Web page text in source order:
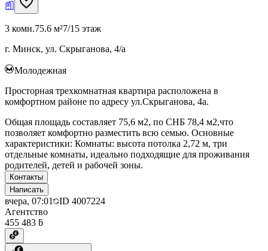
3 комн.75.6 м²7/15 этаж
г. Минск, ул. Скрыганова, 4/а
Молодежная
Просторная трехкомнатная квартира расположена в
комфортном районе по адресу ул.Скрыганова, 4а.
Общая площадь составляет 75,6 м2, по СНБ 78,4 м2,что
позволяет комфортно разместить всю семью. Основные
характеристики: Комнаты: высота потолка 2,72 м, три
отдельные комнаты, идеально подходящие для проживания
родителей, детей и рабочей зоны.
Контакты
Написать
вчера, 07:01 ID 4007224
Агентство
455 483 ƃ